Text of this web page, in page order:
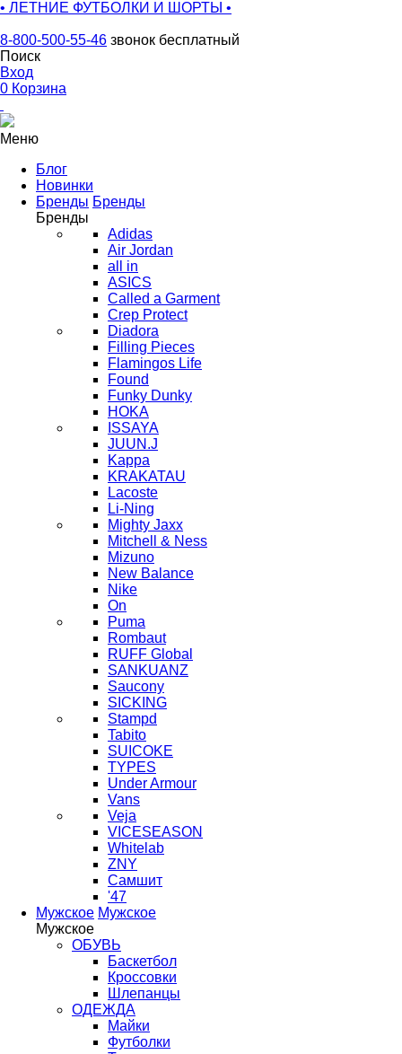
• ЛЕТНИЕ ФУТБОЛКИ И ШОРТЫ •
8-800-500-55-46 звонок бесплатный
Поиск
Вход
0 Корзина
Меню
Блог
Новинки
Бренды Бренды
Бренды
Adidas
Air Jordan
all in
ASICS
Called a Garment
Crep Protect
Diadora
Filling Pieces
Flamingos Life
Found
Funky Dunky
HOKA
ISSAYA
JUUN.J
Kappa
KRAKATAU
Lacoste
Li-Ning
Mighty Jaxx
Mitchell & Ness
Mizuno
New Balance
Nike
On
Puma
Rombaut
RUFF Global
SANKUANZ
Saucony
SICKING
Stampd
Tabito
SUICOKE
TYPES
Under Armour
Vans
Veja
VICESEASON
Whitelab
ZNY
Самшит
'47
Мужское Мужское
Мужское
ОБУВЬ
Баскетбол
Кроссовки
Шлепанцы
ОДЕЖДА
Майки
Футболки